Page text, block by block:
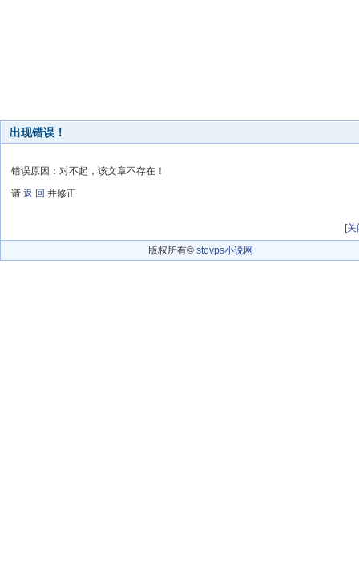
出现错误！
错误原因：对不起，该文章不存在！
请 返 回 并修正
[关
版权所有© stovps小说网